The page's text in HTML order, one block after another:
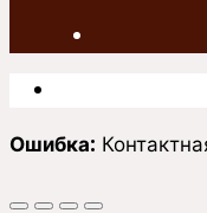
Ошибка: